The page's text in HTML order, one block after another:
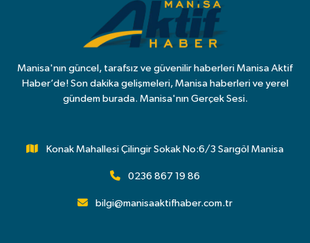
Manisa'nın güncel, tarafsız ve güvenilir haberleri Manisa Aktif
Haber’de! Son dakika gelişmeleri, Manisa haberleri ve yerel
gündem burada. Manisa'nın Gerçek Sesi.
Konak Mahallesi Çilingir Sokak No:6/3 Sarıgöl Manisa
0236 867 19 86
bilgi@manisaaktifhaber.com.tr